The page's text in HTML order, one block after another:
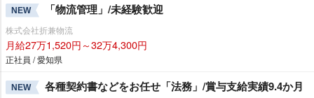
NEW 「物流管理」/未経験歓迎
株式会社折兼物流
月給27万1,520円～32万4,300円
正社員 / 愛知県
NEW 各種契約書などをお任せ「法務」/賞与支給実績9.4か月